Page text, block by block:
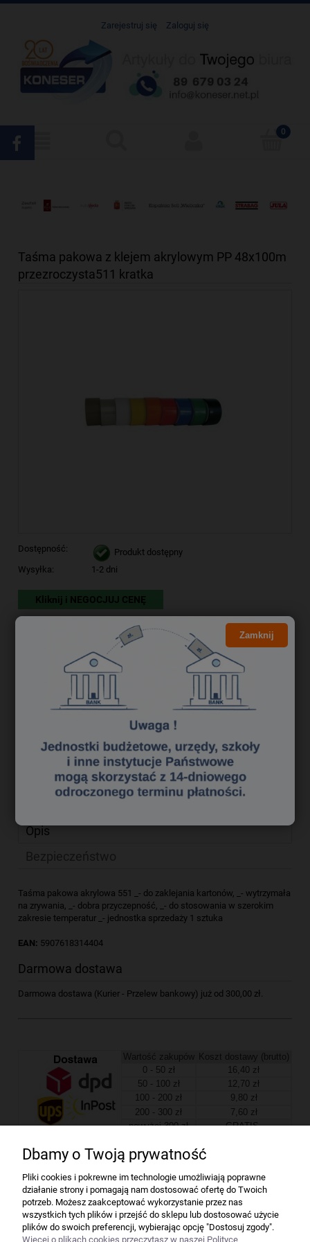
Zarejestruj się Zaloguj się
Taśma pakowa z klejem akrylowym PP 48x100m
przezroczysta511 kratka
Dostępność:
Produkt dostępny
Wysyłka:
1-2 dni
Kliknij i NEGOCJUJ CENĘ
SMART
Kod produktu:
tak0240075
zapytaj o produkt
poleć znajomemu
Opis
Taśma pakowa akrylowa 551 _- do zaklejania kartonów, _- wytrzymała
na zrywania, _- dobra przyczepność, _- do stosowania w szerokim
zakresie temperatur _- jednostka sprzedaży 1 sztuka
EAN: 5907618314404
Darmowa dostawa
Darmowa dostawa (Kurier - Przelew bankowy) już od 300,00 zł.
Wartość zakupów
Koszt dostawy (brutto)
0 - 50 zł
16,40 zł
50 - 100 zł
12,70 zł
100 - 200 zł
9,80 zł
200 - 300 zł
7,60 zł
powyżej 300 zł
GRATIS
Firma
Bindownice wg producentów
Niszczarki wg producentów
Dbamy o Twoją prywatność
Pliki cookies i pokrewne im technologie umożliwiają poprawne
działanie strony i pomagają nam dostosować ofertę do Twoich
potrzeb. Możesz zaakceptować wykorzystanie przez nas
wszystkich tych plików i przejść do sklepu lub dostosować użycie
plików do swoich preferencji, wybierając opcję "Dostosuj zgody".
Więcej o plikach cookies przeczytasz w naszej Polityce
Zamknij